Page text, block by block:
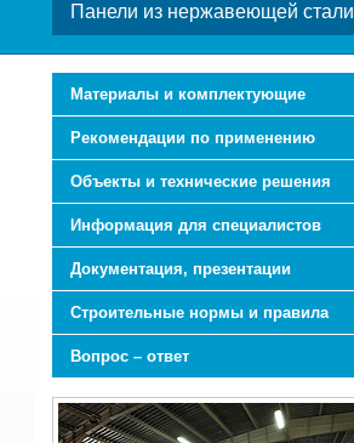
Панели из нержавеющей стали
Материалы и комплектующие
Рекомендации по применению
Объекты и технические решения
Информация для специалистов
Документация, презентации
Строительные нормы и правила
Вопрос – ответ